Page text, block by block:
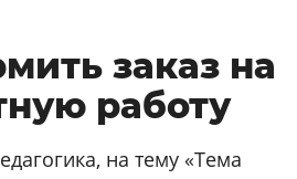
заказ на
работу
на тему «Тема